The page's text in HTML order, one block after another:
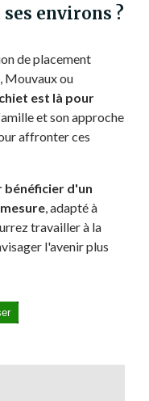
environs ?
de placement
Mouvaux ou
est là pour
et son approche
affronter ces
d'un
, adapté à
travailler à la
l'avenir plus